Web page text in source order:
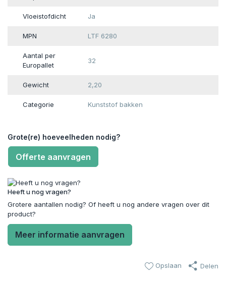
Vloeistofdicht Ja
MPN LTF 6280
Aantal per
Europallet
32
Gewicht 2,20
Categorie Kunststof bakken
Grote(re) hoeveelheden nodig?
Offerte aanvragen
Heeft u nog vragen?
Grotere aantallen nodig? Of heeft u nog andere vragen over dit
product?
Meer informatie aanvragen
Opslaan Delen